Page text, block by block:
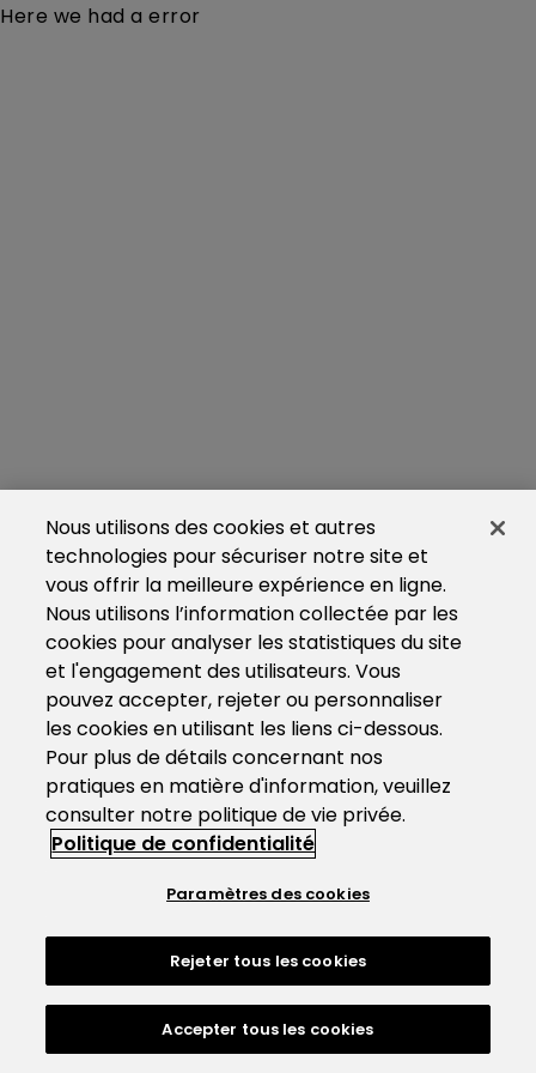
Here we had a error
Nous utilisons des cookies et autres
technologies pour sécuriser notre site et
vous offrir la meilleure expérience en ligne.
Nous utilisons l’information collectée par les
cookies pour analyser les statistiques du site
et l'engagement des utilisateurs. Vous
pouvez accepter, rejeter ou personnaliser
les cookies en utilisant les liens ci-dessous.
Pour plus de détails concernant nos
pratiques en matière d'information, veuillez
consulter notre politique de vie privée.
Politique de confidentialité
Paramètres des cookies
Rejeter tous les cookies
Accepter tous les cookies